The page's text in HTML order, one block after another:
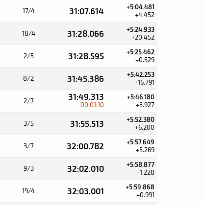
17/4 31:07.614 +5:04.481
+4.452
18/4 31:28.066 +5:24.933
+20.452
2/5 31:28.595 +5:25.462
+0.529
8/2 31:45.386 +5:42.253
+16.791
2/7 31:49.313
00:01:10
+5:46.180
+3.927
3/5 31:55.513 +5:52.380
+6.200
3/7 32:00.782 +5:57.649
+5.269
9/3 32:02.010 +5:58.877
+1.228
19/4 32:03.001 +5:59.868
+0.991